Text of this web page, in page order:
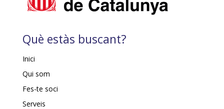
Què estàs buscant?
Inici
Qui som
Fes-te soci
Serveis